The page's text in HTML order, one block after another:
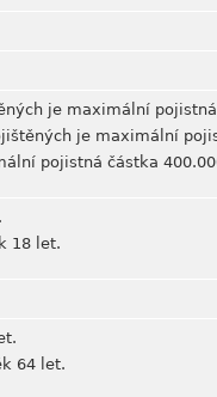
je maximální
je maximální
pojistná částka
18 let.
64 let.